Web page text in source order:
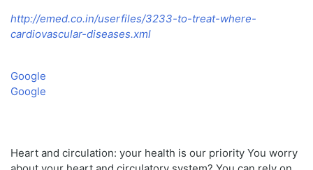
http://emed.co.in/userfiles/3233-to-treat-where-
cardiovascular-diseases.xml
Google
Google
Heart and circulation: your health is our priority You worry